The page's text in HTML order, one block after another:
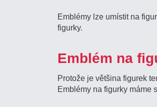
Emblémy lze umístit na
figurky.
Emblém na
Protože je většina figurek
Emblémy na figurky máme